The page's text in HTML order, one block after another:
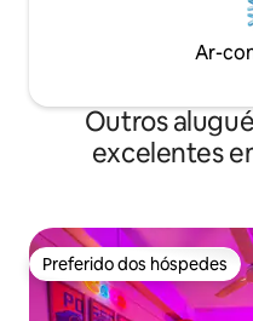
Ar-
Outros
excelentes
Preferido dos hóspedes
Preferido dos hóspedes